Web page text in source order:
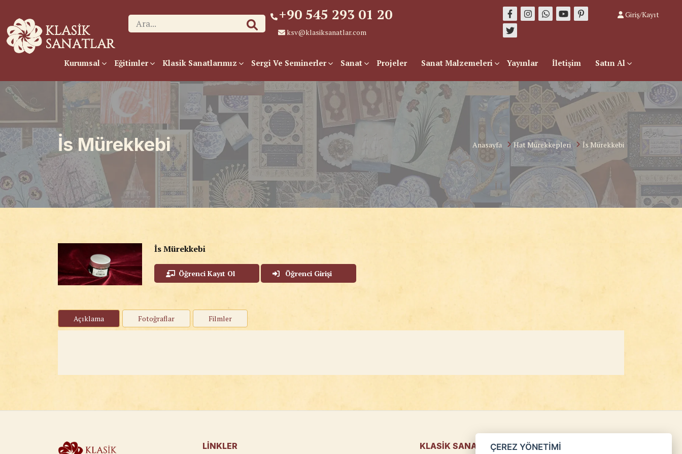
+90 545 293 01 20
ksv@klasiksanatlar.com
Giriş/Kayıt
Kurumsal Eğitimler Klasik Sanatlarımız Sergi Ve Seminerler Sanat Projeler Sanat Malzemeleri Yayınlar İletişim Satın Al
İs Mürekkebi Anasayfa Hat Mürekkepleri İs Mürekkebi
İs Mürekkebi
Öğrenci Kayıt Ol Öğrenci Girişi
Açıklama Fotoğraflar Filmler
LINKLER KLASIK SANATLARIMIZÇEREZ YÖNETİMİ